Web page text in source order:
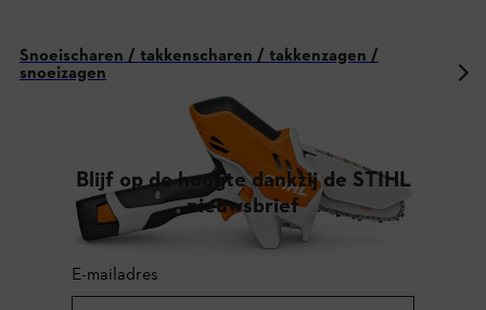
Snoeischaren / takkenscharen / takkenzagen /
snoeizagen
Blijf op de hoogte dankzij de STIHL
nieuwsbrief
E-mailadres